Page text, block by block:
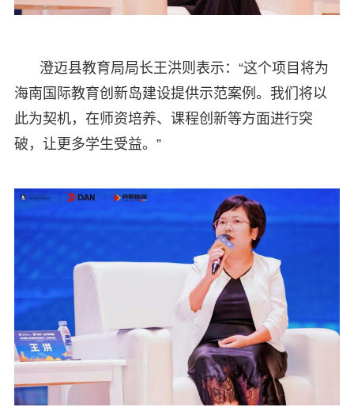
澄迈县教育局局长王洪则表示：“这个项目将为
海南国际教育创新岛建设提供示范案例。我们将以
此为契机，在师资培养、课程创新等方面进行突
破，让更多学生受益。”